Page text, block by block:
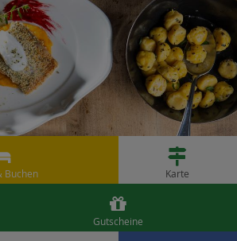
Buchen

Karte

Gutscheine